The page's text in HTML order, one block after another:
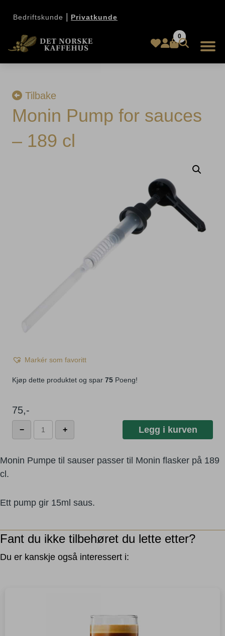
Bedriftskunde Privatkunde
0
Tilbake
Monin Pump for sauces
– 189 cl
Markér som favoritt
Kjøp dette produktet og spar 75 Poeng!
75,-
sauces
-
− + Legg i kurven
Monin Pumpe til sauser passer til Monin flasker på 189
cl.
Ett pump gir 15ml saus.
Fant du ikke tilbehøret du lette etter?
Du er kanskje også interessert i: